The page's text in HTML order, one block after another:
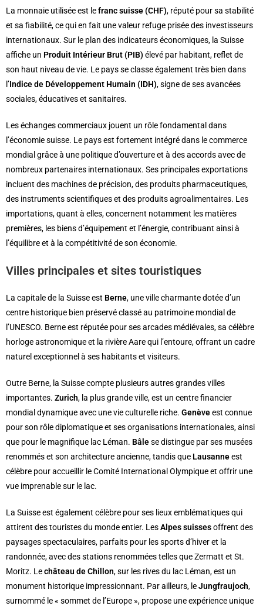
La monnaie utilisée est lefranc suisse (CHF), réputé pour sa stabilité
et sa fiabilité, ce qui en fait une valeur refuge prisée des investisseurs
internationaux. Sur le plan des indicateurs économiques, la Suisse
affiche un Produit Intérieur Brut (PIB) élevé par habitant, reflet de
son haut niveau de vie. Le pays se classe également très bien dans
l’Indice de Développement Humain (IDH), signe de ses avancées
sociales, éducatives et sanitaires.
Les échanges commerciaux jouent un rôle fondamental dans
l’économie suisse. Le pays est fortement intégré dans le commerce
mondial grâce à une politique d’ouverture et à des accords avec de
nombreux partenaires internationaux. Ses principales exportations
incluent des machines de précision, des produits pharmaceutiques,
des instruments scientifiques et des produits agroalimentaires. Les
importations, quant à elles, concernent notamment les matières
premières, les biens d’équipement et l’énergie, contribuant ainsi à
l’équilibre et à la compétitivité de son économie.
Villes principales et sites touristiques
La capitale de la Suisse est Berne, une ville charmante dotée d’un
centre historique bien préservé classé au patrimoine mondial de
l’UNESCO. Berne est réputée pour ses arcades médiévales, sa célèbre
horloge astronomique et la rivière Aare qui l’entoure, offrant un cadre
naturel exceptionnel à ses habitants et visiteurs.
Outre Berne, la Suisse compte plusieurs autres grandes villes
importantes. Zurich, la plus grande ville, est un centre financier
mondial dynamique avec une vie culturelle riche. Genèveest connue
pour son rôle diplomatique et ses organisations internationales, ainsi
que pour le magnifique lac Léman. Bâlese distingue par ses musées
renommés et son architecture ancienne, tandis que Lausanneest
célèbre pour accueillir le Comité International Olympique et offrir une
vue imprenable sur le lac.
La Suisse est également célèbre pour ses lieux emblématiques qui
attirent des touristes du monde entier. LesAlpes suissesoffrent des
paysages spectaculaires, parfaits pour les sports d’hiver et la
randonnée, avec des stations renommées telles que Zermatt et St.
Moritz. Lechâteau de Chillon, sur les rives du lac Léman, est un
monument historique impressionnant. Par ailleurs, leJungfraujoch,
surnommé le « sommet de l’Europe », propose une expérience unique